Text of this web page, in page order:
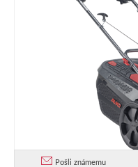
Pošli známemu